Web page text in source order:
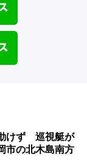
けず 巡視艇が
市の北木島南方